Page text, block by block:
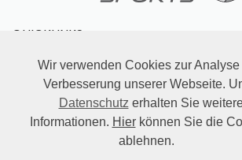
Wir verwenden Cookies zur Analyse
Verbesserung unserer Webseite.
Datenschutz erhalten Sie
Informationen. Hierkönnen Sie die
ablehnen.
QUICKLINKS:
RECHTLICHES:
KONTAKT: